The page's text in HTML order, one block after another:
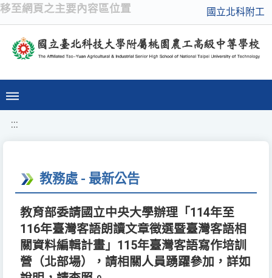
移至網頁之主要內容區位置 國立北科附工
:::
教務處 - 最新公告
教育部委請國立中央大學辦理「114年至
116年臺灣客語朗讀文章徵選暨臺灣客語相
關資料編輯計畫」115年臺灣客語寫作培訓
營（北部場），請相關人員踴躍參加，詳如